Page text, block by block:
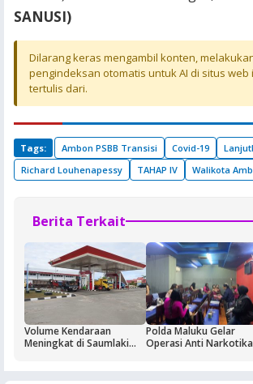
SANUSI)
Dilarang keras mengambil konten,
pengindeksan otomatis untuk AI di situs web
tertulis dari.
Tags: Ambon PSBB Transisi Covid-19
Richard Louhenapessy
TAHAP IV Walikota
Berita Terkait
Volume Kendaraan
Meningkat di Saumlaki
Polda Maluku Gelar
Operasi Anti